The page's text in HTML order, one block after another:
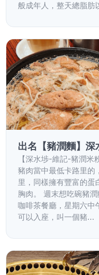
般成年人，整天總脂
出名【豬潤麵】
【深水埗-維記-豬潤
豬肉當中最低卡路里的
里，同樣擁有豐富的
胸肉。 週末想吃碗豬
咖啡茶餐廳，星期六中
可以入座，叫一個豬…